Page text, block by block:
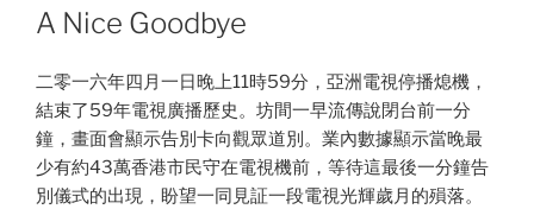
ON
A Nice Goodbye
二零一六年四月一日晚上11時59分，亞洲電視停播熄機，
結束了59年電視廣播歷史。坊間一早流傳說閉台前一分
鐘，畫面會顯示告別卡向觀眾道別。業內數據顯示當晚最
少有約43萬香港市民守在電視機前，等待這最後一分鐘告
別儀式的出現，盼望一同見証一段電視光輝歲月的殞落。